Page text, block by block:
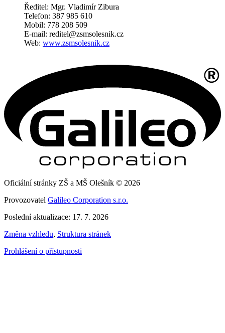
Ředitel: Mgr. Vladimír Zibura
Telefon: 387 985 610
Mobil: 778 208 509
E-mail: reditel@zsmsolesnik.cz
Web: www.zsmsolesnik.cz
Oficiální stránky ZŠ a MŠ Olešník © 2026
Provozovatel Galileo Corporation s.r.o.
Poslední aktualizace: 17. 7. 2026
Změna vzhledu, Struktura stránek
Prohlášení o přístupnosti